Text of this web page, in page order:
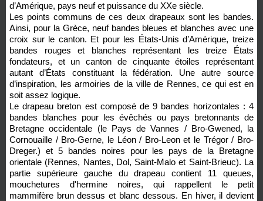
d’Amérique, pays neuf et puissance du XXe siècle.
Les points communs de ces deux drapeaux sont les bandes.
Ainsi, pour la Grèce, neuf bandes bleues et blanches avec une
croix sur le canton. Et pour les États-Unis d’Amérique, treize
bandes rouges et blanches représentant les treize États
fondateurs, et un canton de cinquante étoiles représentant
autant d’États constituant la fédération. Une autre source
d’inspiration, les armoiries de la ville de Rennes, ce qui est en
soit assez logique.
Le drapeau breton est composé de 9 bandes horizontales : 4
bandes blanches pour les évêchés ou pays bretonnants de
Bretagne occidentale (le Pays de Vannes / Bro-Gwened, la
Cornouaille / Bro-Gerne, le Léon / Bro-Leon et le Trégor / Bro-
Dreger.) et 5 bandes noires pour les pays de la Bretagne
orientale (Rennes, Nantes, Dol, Saint-Malo et Saint-Brieuc). La
partie supérieure gauche du drapeau contient 11 queues,
mouchetures d'hermine noires, qui rappellent le petit
mammifère brun dessus et blanc dessous. En hiver, il devient